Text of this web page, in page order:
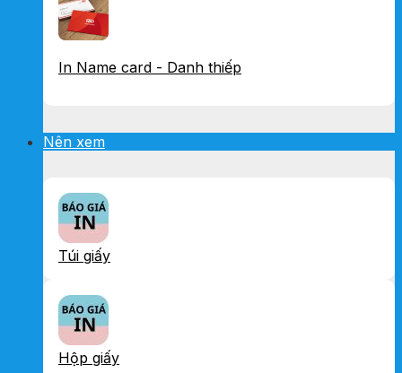
In Name card - Danh thiếp
Nên xem
Túi giấy
Hộp giấy